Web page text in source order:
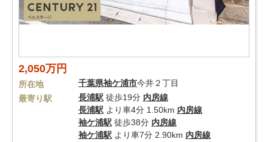
2,050万円
所在地 千葉県袖ケ浦市今井２丁目
最寄り駅
長浦駅 徒歩19分 内房線
長浦駅 より車4分 1.50km 内房線
袖ケ浦駅 徒歩38分 内房線
袖ケ浦駅 より車7分 2.90km 内房線